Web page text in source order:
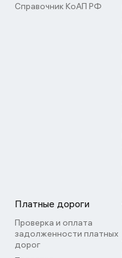
Справочник КоАП РФ
Платные дороги
Проверка и оплата
задолженности платных
дорог